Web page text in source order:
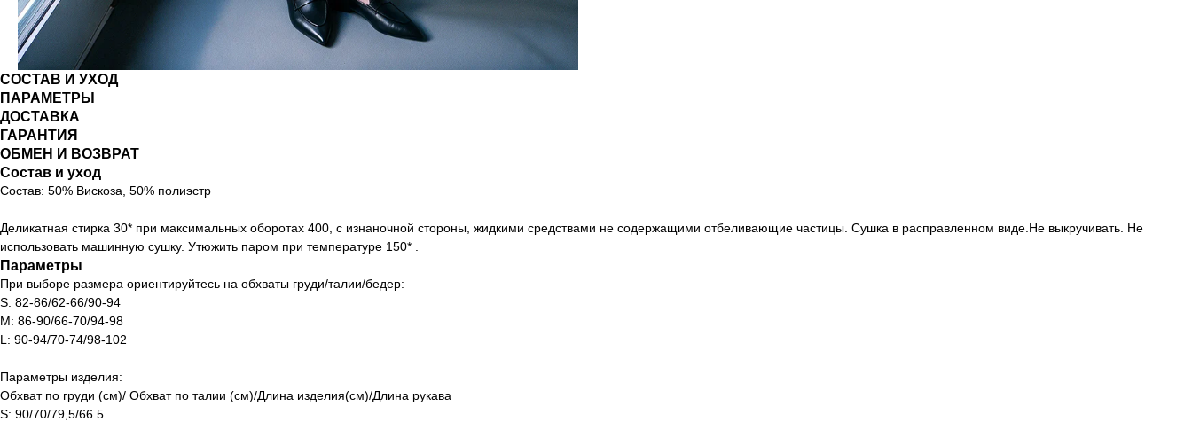
СОСТАВ И УХОД
ПАРАМЕТРЫ
ДОСТАВКА
ГАРАНТИЯ
ОБМЕН И ВОЗВРАТ
Состав и уход
Состав: 50% Вискоза, 50% полиэстр
Деликатная стирка 30* при максимальных оборотах 400, с изнаночной стороны, жидкими средствами не содержащими отбеливающие частицы. Сушка в расправленном виде.Не выкручивать. Не
использовать машинную сушку. Утюжить паром при температуре 150* .
Параметры
При выборе размера ориентируйтесь на обхваты груди/талии/бедер:
S: 82-86/62-66/90-94
M: 86-90/66-70/94-98
L: 90-94/70-74/98-102
Параметры изделия:
Обхват по груди (см)/ Обхват по талии (см)/Длина изделия(см)/Длина рукава
S: 90/70/79,5/66.5